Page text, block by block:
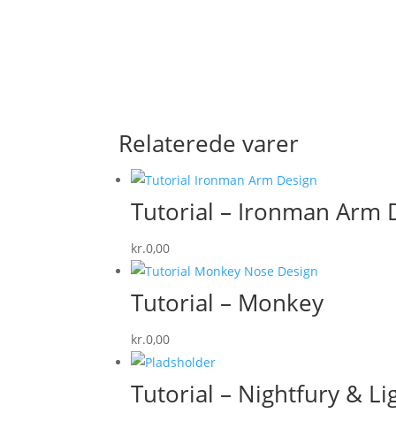
Relaterede varer
Tutorial – Ironman Arm
kr.0,00
Tutorial – Monkey
kr.0,00
Tutorial – Nightfury &